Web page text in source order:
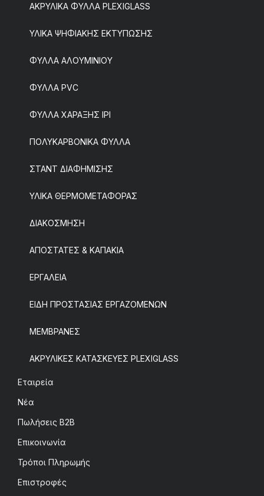
ΑΚΡΥΛΙΚΑ ΦΥΛΛΑ PLEXIGLASS
ΥΛΙΚΑ ΨΗΦΙΑΚΗΣ ΕΚΤΥΠΩΣΗΣ
ΦΥΛΛΑ ΑΛΟΥΜΙΝΙΟΥ
ΦΥΛΛΑ PVC
ΦΥΛΛΑ ΧΑΡΑΞΗΣ IPI
ΠΟΛΥΚΑΡΒΟΝΙΚΑ ΦΥΛΛΑ
ΣΤΑΝΤ ΔΙΑΦΗΜΙΣΗΣ
ΥΛΙΚΑ ΘΕΡΜΟΜΕΤΑΦΟΡΑΣ
ΔΙΑΚΟΣΜΗΣΗ
ΑΠΟΣΤΑΤΕΣ & ΚΑΠΑΚΙΑ
ΕΡΓΑΛΕΙΑ
ΕΙΔΗ ΠΡΟΣΤΑΣΙΑΣ ΕΡΓΑΖΟΜΕΝΩΝ
ΜΕΜΒΡΑΝΕΣ
ΑΚΡΥΛΙΚΕΣ ΚΑΤΑΣΚΕΥΕΣ PLEXIGLASS
Εταιρεία
Νέα
Πωλήσεις B2B
Επικοινωνία
Τρόποι Πληρωμής
Επιστροφές